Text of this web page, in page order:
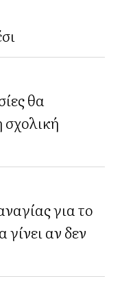
θα
σχολική
για το
αν δεν